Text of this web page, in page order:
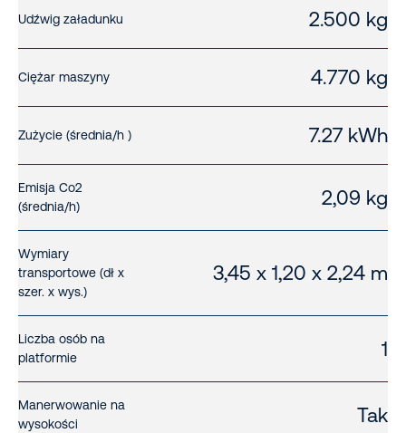
Udźwig załadunku 2.500 kg
Ciężar maszyny 4.770 kg
Zużycie (średnia/h ) 7.27 kWh
Emisja Co2
(średnia/h)
2,09 kg
Wymiary
transportowe (dł x
szer. x wys.)
3,45 x 1,20 x 2,24 m
Liczba osób na
platformie
1
Manerwowanie na
wysokości
Tak